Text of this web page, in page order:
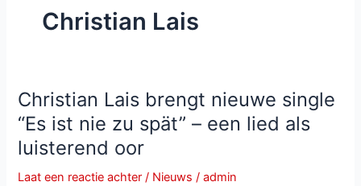
Christian Lais
Christian Lais brengt nieuwe single
“Es ist nie zu spät” – een lied als
luisterend oor
Laat een reactie achter / Nieuws /admin